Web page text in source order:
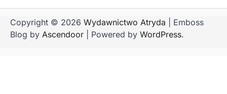
Copyright © 2026 Wydawnictwo Atryda | Emboss
Blog by Ascendoor | Powered by WordPress.